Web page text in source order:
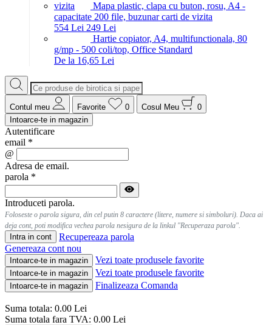
Mapa plastic, clapa cu buton, rosu, A4 -
capacitate 200 file, buzunar carti de vizita
554 Lei 249 Lei
Hartie copiator, A4, multifunctionala, 80
g/mp - 500 coli/top, Office Standard
De la 16,65 Lei
Contul meu Favorite 0 Cosul Meu
0
Intoarce-te in magazin
Autentificare
email *
@
Adresa de email.
parola *
Introduceti parola.
Foloseste o parola sigura, din cel putin 8 caractere (litere, numere si simboluri). Daca ai
deja cont, poti modifica vechea parola nesigura de la linkul "Recuperaza parola".
Intra in cont
Recupereaza parola
Genereaza cont nou
Intoarce-te in magazin Vezi toate produsele favorite
Intoarce-te in magazin Vezi toate produsele favorite
Intoarce-te in magazin Finalizeaza Comanda
Suma totala: 0.00 Lei
Suma totala fara TVA: 0.00 Lei